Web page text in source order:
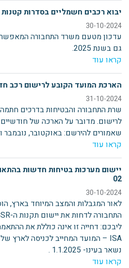
יבוא רכבים חשמליים בסדרות קטנות -
30-10-2024
עדכון מטעם משרד התחבורה המאפשר
גם בשנת 2025.
קראו עוד
הארכת המועד הקובע לרישום רכב
31-10-2024
שרת התחבורה והבטיחות בדרכים
שאמורים להירשם: באוקטובר, נובמבר
קראו עוד
02
30-10-2024
לאור המגבלות והמצב המיוחד בארץ,
ליבכם: דחייה זו אינה כוללת את
נשאר בעינו- 1.1.2025 .
קראו עוד